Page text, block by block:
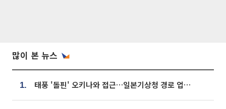
많이 본 뉴스
1. 태풍 '돌핀' 오키나와 접근…일본기상청 경로 업데이트